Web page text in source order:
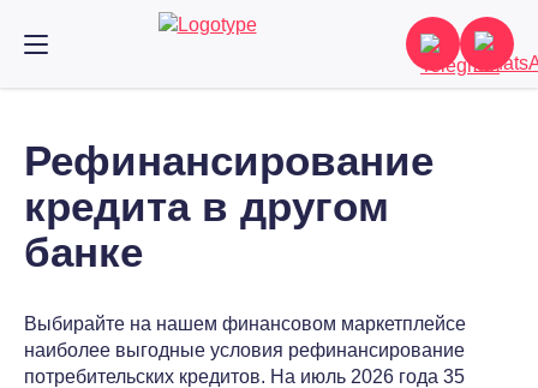
Рефинансирование
кредита в другом
банке
Выбирайте на нашем финансовом маркетплейсе
наиболее выгодные условия рефинансирование
потребительских кредитов. На июль 2026 года 35